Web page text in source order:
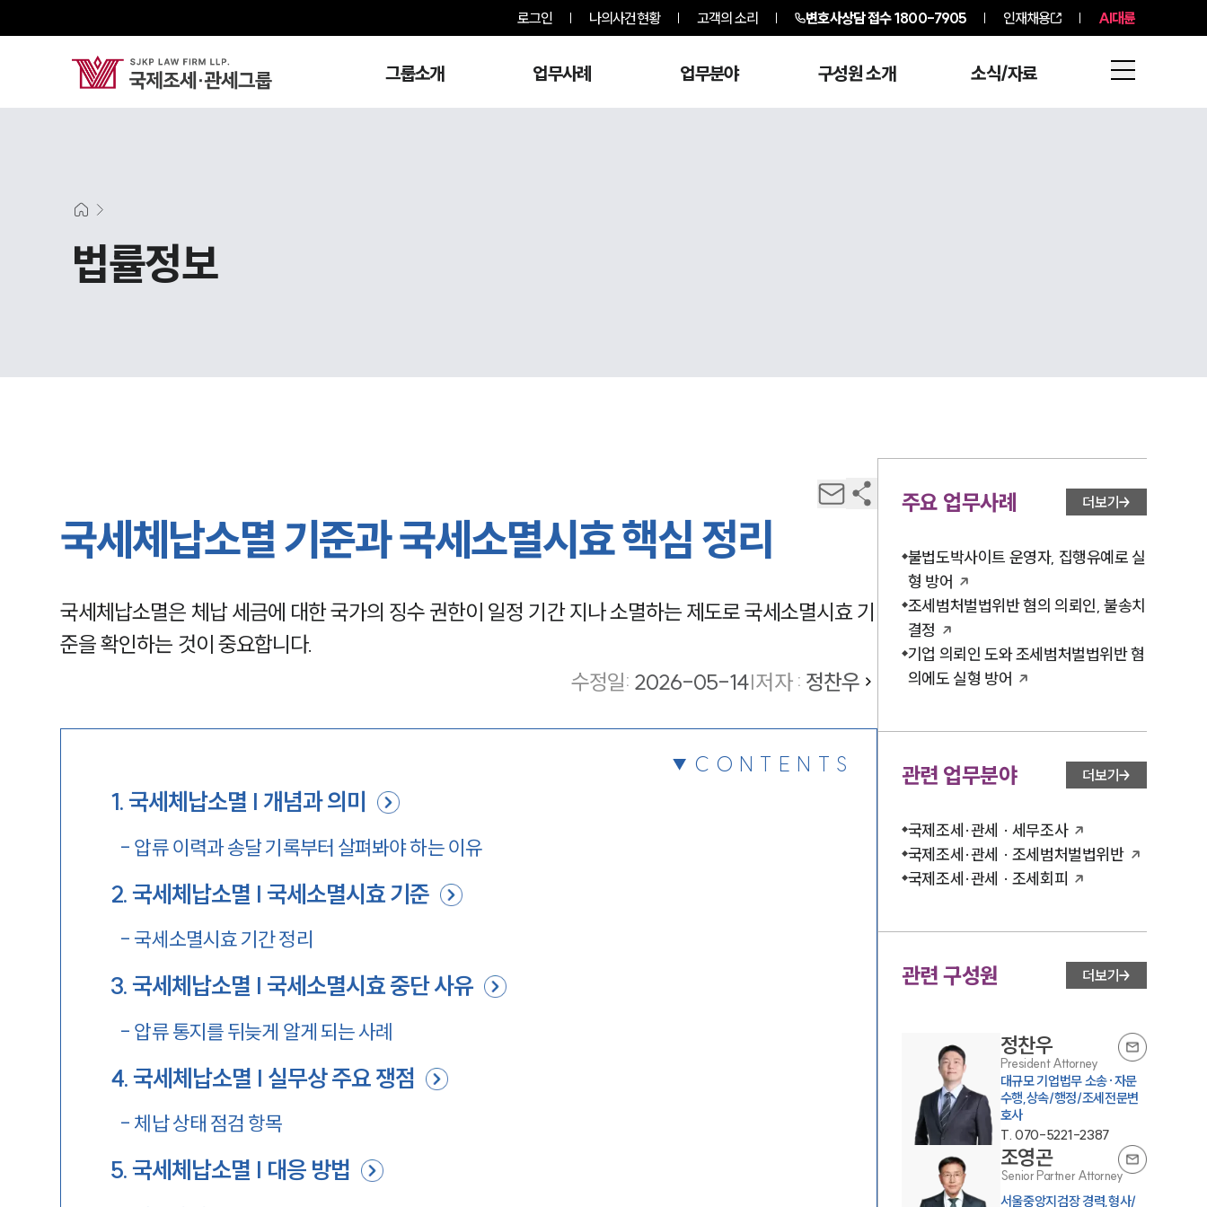
로그인 나의사건현황 고객의 소리 변호사상담 접수1800-7905 인재채용 AI대륜
그룹소개 업무사례 업무분야 구성원 소개 소식/자료
법률정보
국세체납소멸 기준과 국세소멸시효 핵심 정리
국세체납소멸은 체납 세금에 대한 국가의 징수 권한이 일정 기간 지나 소멸하는 제도로 국세소멸시효 기
준을 확인하는 것이 중요합니다.
수정일: 2026-05-14|저자 : 정찬우
CONTENTS
1.국세체납소멸 | 개념과 의미
- 압류 이력과 송달 기록부터 살펴봐야 하는 이유
2.국세체납소멸 | 국세소멸시효 기준
- 국세소멸시효 기간 정리
3.국세체납소멸 | 국세소멸시효 중단 사유
- 압류 통지를 뒤늦게 알게 되는 사례
4.국세체납소멸 | 실무상 주요 쟁점
- 체납 상태 점검 항목
5.국세체납소멸 | 대응 방법
주요 업무사례 더보기
불법도박사이트 운영자, 집행유예로 실
형 방어
조세범처벌법위반 혐의 의뢰인, 불송치
결정
기업 의뢰인 도와 조세범처벌법위반 혐
의에도 실형 방어
관련 업무분야 더보기
국제조세·관세 · 세무조사
국제조세·관세 · 조세범처벌법위반
국제조세·관세 · 조세회피
관련 구성원 더보기
정찬우
President Attorney
대규모 기업법무 소송·자문
수행,상속/행정/조세전문변
호사
T. 070-5221-2387
조영곤
Senior Partner Attorney
서울중앙지검장 경력,형사/